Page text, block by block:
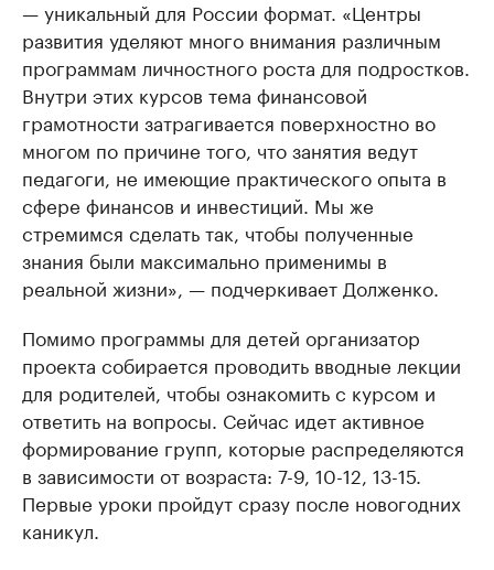
— уникальный для России формат. «Центры
развития уделяют много внимания различным
программам личностного роста для подростков.
Внутри этих курсов тема финансовой
грамотности затрагивается поверхностно во
многом по причине того, что занятия ведут
педагоги, не имеющие практического опыта в
сфере финансов и инвестиций. Мы же
стремимся сделать так, чтобы полученные
знания были максимально применимы в
реальной жизни», — подчеркивает Долженко.
Помимо программы для детей организатор
проекта собирается проводить вводные лекции
для родителей, чтобы ознакомить с курсом и
ответить на вопросы. Сейчас идет активное
формирование групп, которые распределяются
в зависимости от возраста: 7-9, 10-12, 13-15.
Первые уроки пройдут сразу после новогодних
каникул.